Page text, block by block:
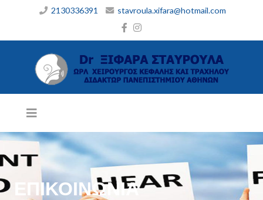
2130336391 stavroula.xifara@hotmail.com
ΕΠΙΚΟΙΝΩΝΊΑ